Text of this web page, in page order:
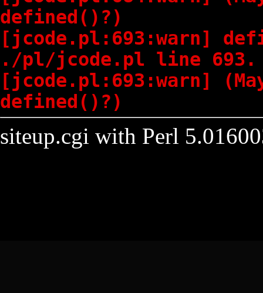
defined()?)
[jcode.pl:693:warn]
./pl/jcode.pl line 693.
[jcode.pl:693:warn]
defined()?)
siteup.cgi with Perl